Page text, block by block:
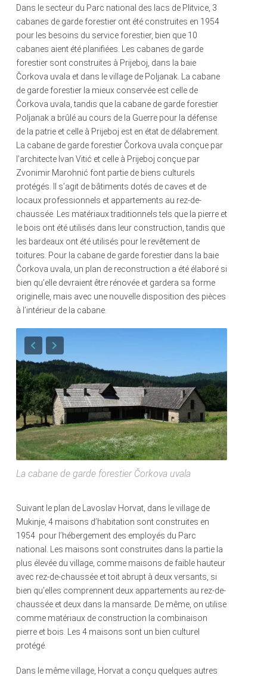
Dans le secteur du Parc national des lacs de Plitvice, 3
cabanes de garde forestier ont été construites en 1954
pour les besoins du service forestier, bien que 10
cabanes aient été planifiées. Les cabanes de garde
forestier sont construites à Prijeboj, dans la baie
Čorkova uvala et dans le village de Poljanak. La cabane
de garde forestier la mieux conservée est celle de
Čorkova uvala, tandis que la cabane de garde forestier
Poljanak a brûlé au cours de la Guerre pour la défense
de la patrie et celle à Prijeboj est en état de délabrement.
La cabane de garde forestier Čorkova uvala conçue par
l’architecte Ivan Vitić et celle à Prijeboj conçue par
Zvonimir Marohnić font partie de biens culturels
protégés. Il s’agit de bâtiments dotés de caves et de
locaux professionnels et appartements au rez-de-
chaussée. Les matériaux traditionnels tels que la pierre et
le bois ont été utilisés dans leur construction, tandis que
les bardeaux ont été utilisés pour le revêtement de
toitures. Pour la cabane de garde forestier dans la baie
Čorkova uvala, un plan de reconstruction a été élaboré si
bien qu’elle devraient être rénovée et gardera sa forme
originelle, mais avec une nouvelle disposition des pièces
à l’intérieur de la cabane.
La cabane de garde forestier Čorkova uvala
Suivant le plan de Lavoslav Horvat, dans le village de
Mukinje, 4 maisons d’habitation sont construites en
1954 pour l’hébergement des employés du Parc
national. Les maisons sont construites dans la partie la
plus élevée du village, comme maisons de faible hauteur
avec rez-de-chaussée et toit abrupt à deux versants, si
bien qu’elles comprennent deux appartements au rez-de-
chaussée et deux dans la mansarde. De même, on utilise
comme matériaux de construction la combinaison
pierre et bois. Les 4 maisons sont un bien culturel
protégé.
Dans le même village, Horvat a conçu quelques autres